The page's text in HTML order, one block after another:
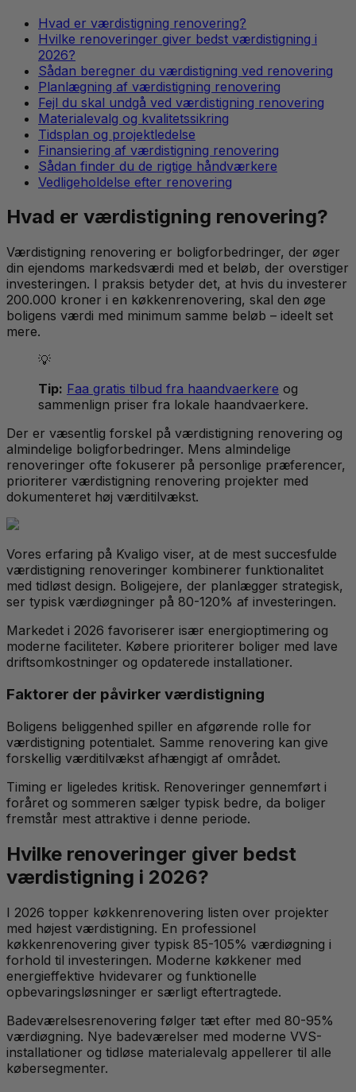
Hvad er værdistigning renovering?
Hvilke renoveringer giver bedst værdistigning i
2026?
Sådan beregner du værdistigning ved renovering
Planlægning af værdistigning renovering
Fejl du skal undgå ved værdistigning renovering
Materialevalg og kvalitetssikring
Tidsplan og projektledelse
Finansiering af værdistigning renovering
Sådan finder du de rigtige håndværkere
Vedligeholdelse efter renovering
Hvad er værdistigning renovering?
Værdistigning renovering er boligforbedringer, der øger
din ejendoms markedsværdi med et beløb, der overstiger
investeringen. I praksis betyder det, at hvis du investerer
200.000 kroner i en køkkenrenovering, skal den øge
boligens værdi med minimum samme beløb – ideelt set
mere.
💡
Tip: Faa gratis tilbud fra haandvaerkere og
sammenlign priser fra lokale haandvaerkere.
Der er væsentlig forskel på værdistigning renovering og
almindelige boligforbedringer. Mens almindelige
renoveringer ofte fokuserer på personlige præferencer,
prioriterer værdistigning renovering projekter med
dokumenteret høj værditilvækst.
Vores erfaring på Kvaligo viser, at de mest succesfulde
værdistigning renoveringer kombinerer funktionalitet
med tidløst design. Boligejere, der planlægger strategisk,
ser typisk værdiøgninger på 80-120% af investeringen.
Markedet i 2026 favoriserer især energioptimering og
moderne faciliteter. Købere prioriterer boliger med lave
driftsomkostninger og opdaterede installationer.
Faktorer der påvirker værdistigning
Boligens beliggenhed spiller en afgørende rolle for
værdistigning potentialet. Samme renovering kan give
forskellig værditilvækst afhængigt af området.
Timing er ligeledes kritisk. Renoveringer gennemført i
foråret og sommeren sælger typisk bedre, da boliger
fremstår mest attraktive i denne periode.
Hvilke renoveringer giver bedst
værdistigning i 2026?
I 2026 topper køkkenrenovering listen over projekter
med højest værdistigning. En professionel
køkkenrenovering giver typisk 85-105% værdiøgning i
forhold til investeringen. Moderne køkkener med
energieffektive hvidevarer og funktionelle
opbevaringsløsninger er særligt eftertragtede.
Badeværelsesrenovering følger tæt efter med 80-95%
værdiøgning. Nye badeværelser med moderne VVS-
installationer og tidløse materialevalg appellerer til alle
købersegmenter.